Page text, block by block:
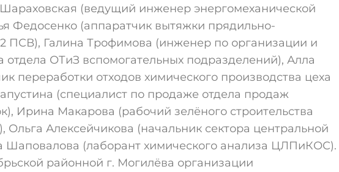
(ведущий инженер энергомеханической
Федосенко (аппаратчик вытяжки прядильно-
ПСВ), Галина Трофимова (инженер по организации и
ОТиЗ вспомогательных подразделений), Алла
переработки отходов химического производства цеха
(специалист по продаже отдела продаж
Ирина Макарова (рабочий зелёного строительства
Ольга Алексейчикова (начальник сектора центральной
Шаповалова (лаборант химического анализа ЦЛПиКОС).
районной г. Могилёва организации